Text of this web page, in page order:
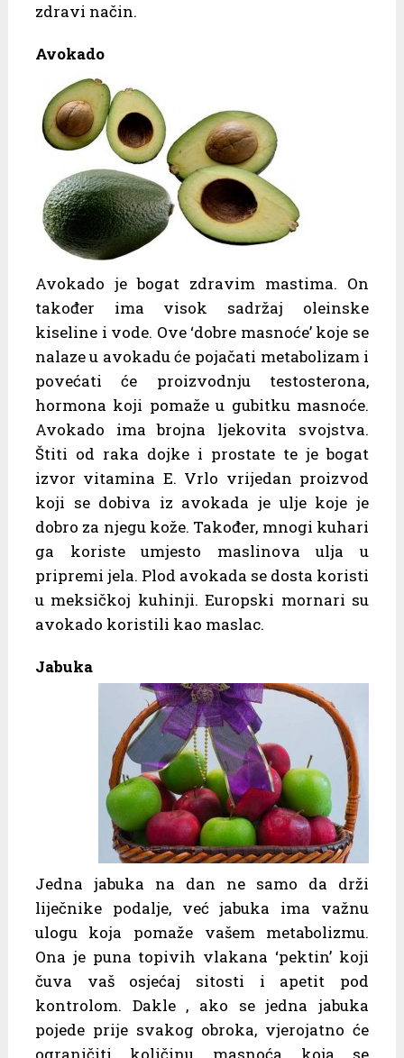
zdravi način.
Avokado
Avokado je bogat zdravim mastima. On
također ima visok sadržaj oleinske
kiseline i vode. Ove ‘dobre masnoće’ koje se
nalaze u avokadu će pojačati metabolizam i
povećati će proizvodnju testosterona,
hormona koji pomaže u gubitku masnoće.
Avokado ima brojna ljekovita svojstva.
Štiti od raka dojke i prostate te je bogat
izvor vitamina E. Vrlo vrijedan proizvod
koji se dobiva iz avokada je ulje koje je
dobro za njegu kože. Također, mnogi kuhari
ga koriste umjesto maslinova ulja u
pripremi jela. Plod avokada se dosta koristi
u meksičkoj kuhinji. Europski mornari su
avokado koristili kao maslac.
Jabuka
Jedna jabuka na dan ne samo da drži
liječnike podalje, već jabuka ima važnu
ulogu koja pomaže vašem metabolizmu.
Ona je puna topivih vlakana ‘pektin’ koji
čuva vaš osjećaj sitosti i apetit pod
kontrolom. Dakle , ako se jedna jabuka
pojede prije svakog obroka, vjerojatno će
ograničiti količinu masnoća koja se